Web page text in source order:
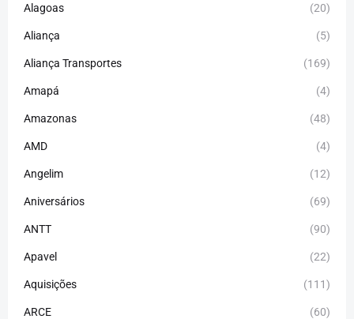
Alagoas (20)
Aliança (5)
Aliança Transportes (169)
Amapá (4)
Amazonas (48)
AMD (4)
Angelim (12)
Aniversários (69)
ANTT (90)
Apavel (22)
Aquisições (111)
ARCE (60)